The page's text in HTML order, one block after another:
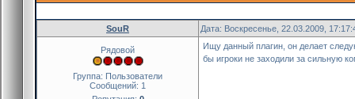
SouR Дата: Воскресенье, 22.03.2009,
Рядовой
Группа: Пользователи
Сообщений: 1
Ищу данный плагин, он делает
бы игроки не заходили за сильную